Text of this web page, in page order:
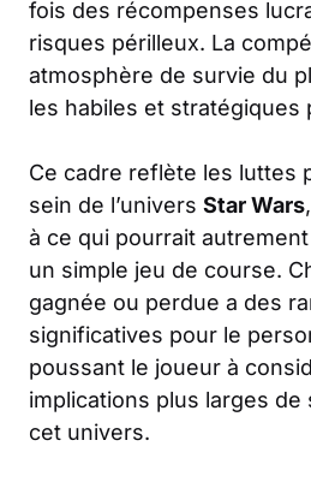
fois des récompenses
risques périlleux. La
atmosphère de survie du
les habiles et stratégiques
Ce cadre reflète les luttes
sein de l’univers Star Wars
à ce qui pourrait
un simple jeu de course.
gagnée ou perdue a des
significatives pour le
poussant le joueur à
implications plus larges de
cet univers.